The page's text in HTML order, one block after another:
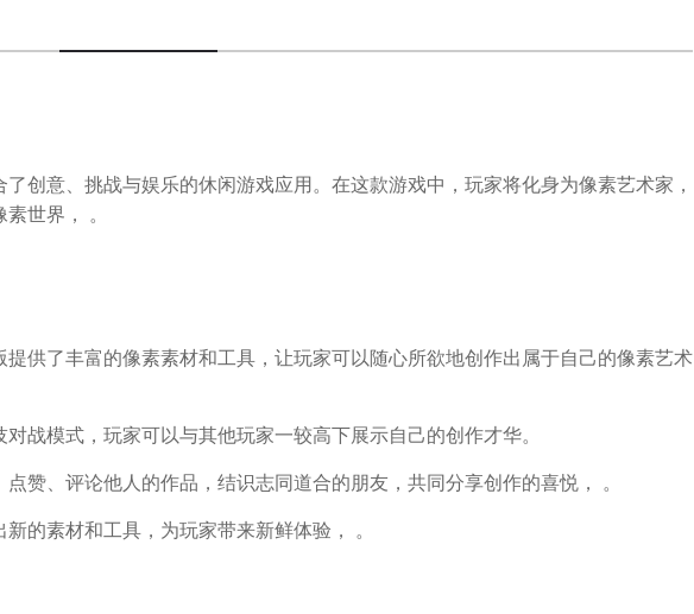
创意、挑战与娱乐的休闲游戏应用。在这款游戏中，玩家将化身为像素艺术家，
世界， 。
提供了丰富的像素素材和工具，让玩家可以随心所欲地创作出属于自己的像素艺术
战模式，玩家可以与其他玩家一较高下展示自己的创作才华。
赞、评论他人的作品，结识志同道合的朋友，共同分享创作的喜悦， 。
的素材和工具，为玩家带来新鲜体验， 。